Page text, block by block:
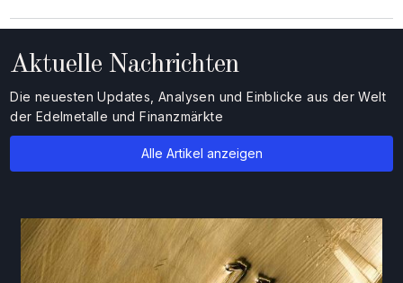
Aktuelle Nachrichten
Die neuesten Updates, Analysen und Einblicke aus der Welt
der Edelmetalle und Finanzmärkte
Alle Artikel anzeigen